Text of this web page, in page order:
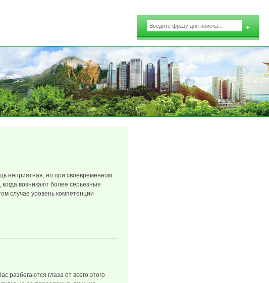
Форма поиска
Поиск
неприятная, но при своевременном
возникают более серьезные
случае уровень компетенции
разбегаются глаза от всего этого